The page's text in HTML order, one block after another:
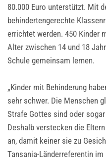
80.000 Euro unterstützt. Mit
behindertengerechte
errichtet werden. 450 Kinder
Alter zwischen 14 und 18
Schule gemeinsam lernen.
„Kinder mit Behinderung
sehr schwer. Die Menschen
Strafe Gottes sind oder
Deshalb verstecken die
an, damit keiner sie zu
Tansania-Länderreferentin